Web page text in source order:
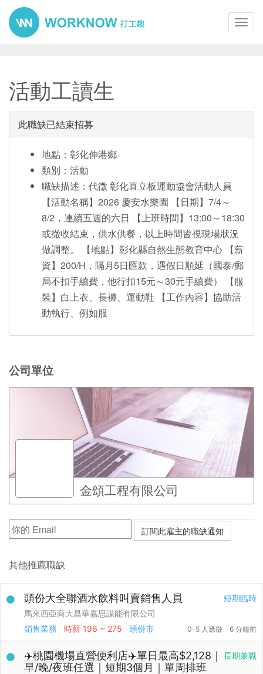
活動工讀生
此職缺已結束招募
地點：彰化伸港鄉
類別：活動
職缺描述：代徵 彰化直立板運動協會活動人員
【活動名稱】2026 慶安水樂園 【日期】7/4～
8/2，連續五週的六日 【上班時間】13:00～18:30
或撤收結束，供水供餐，以上時間皆視現場狀況
做調整。 【地點】彰化縣自然生態教育中心 【薪
資】200/H，隔月5日匯款，遇假日順延（國泰/郵
局不扣手續費，他行扣15元～30元手續費） 【服
裝】白上衣、長褲、運動鞋 【工作內容】協助活
動執行、例如服
公司單位
金頌工程有限公司
其他推薦職缺
短期臨時
頭份大全聯酒水飲料叫賣銷售人員
馬來西亞商大昌華嘉思謀能有限公司
銷售業務
時薪 196 ~ 275 頭份市 0-5 人應徵 6 分鐘前
長期兼職
✈️桃園機場直營便利店✈️單日最高$2,128｜
早/晚/夜班任選｜短期3個月｜單周排班